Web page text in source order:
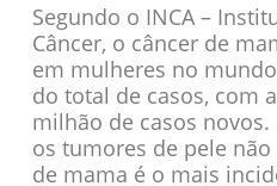
Segundo o INCA –
Câncer, o câncer de
em mulheres no
do total de casos, com
milhão de casos
os tumores de pele
de mama é o mais